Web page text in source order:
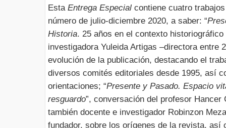
Esta Entrega Especial contiene cuatro
número de julio-diciembre 2020, a saber: “
Historia. 25 años en el contexto
investigadora Yuleida Artigas –directora entre
evolución de la publicación, destacando el
diversos comités editoriales desde 1995, así
orientaciones; “Presente y Pasado. Espacio
resguardo”, conversación del profesor Hancer
también docente e investigador Robinzon
fundador, sobre los orígenes de la revista, así